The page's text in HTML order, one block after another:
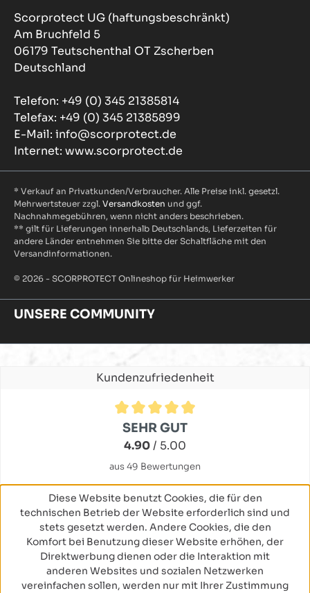
Scorprotect UG (haftungsbeschränkt)
Am Bruchfeld 5
06179 Teutschenthal OT Zscherben
Deutschland
Telefon: +49 (0) 345 21385814
Telefax: +49 (0) 345 21385899
E-Mail: info@scorprotect.de
Internet: www.scorprotect.de
* Verkauf an Privatkunden/Verbraucher. Alle Preise inkl. gesetzl.
Mehrwertsteuer zzgl. Versandkosten und ggf.
Nachnahmegebühren, wenn nicht anders beschrieben.
** gilt für Lieferungen innerhalb Deutschlands, Lieferzeiten für
andere Länder entnehmen Sie bitte der Schaltfläche mit den
Versandinformationen.
© 2026 - SCORPROTECT Onlineshop für Heimwerker
UNSERE COMMUNITY
Kundenzufriedenheit
Durchschnittliche Bewertung von 4.9 von 5 Sternen
SEHR GUT
4.90/ 5.00
aus 49 Bewertungen
Diese Website benutzt Cookies, die für den
technischen Betrieb der Website erforderlich sind und
stets gesetzt werden. Andere Cookies, die den
Komfort bei Benutzung dieser Website erhöhen, der
Direktwerbung dienen oder die Interaktion mit
anderen Websites und sozialen Netzwerken
vereinfachen sollen, werden nur mit Ihrer Zustimmung